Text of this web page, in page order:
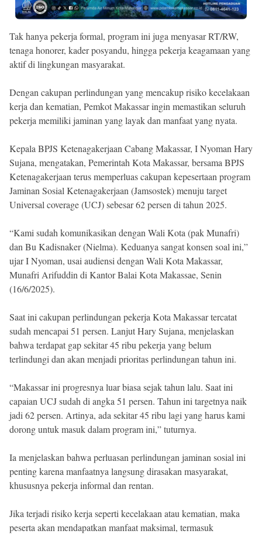
Tak hanya pekerja formal, program ini juga menyasar RT/RW,
tenaga honorer, kader posyandu, hingga pekerja keagamaan yang
aktif di lingkungan masyarakat.
Dengan cakupan perlindungan yang mencakup risiko kecelakaan
kerja dan kematian, Pemkot Makassar ingin memastikan seluruh
pekerja memiliki jaminan yang layak dan manfaat yang nyata.
Kepala BPJS Ketenagakerjaan Cabang Makassar, I Nyoman Hary
Sujana, mengatakan, Pemerintah Kota Makassar, bersama BPJS
Ketenagakerjaan terus memperluas cakupan kepesertaan program
Jaminan Sosial Ketenagakerjaan (Jamsostek) menuju target
Universal coverage (UCJ) sebesar 62 persen di tahun 2025.
“Kami sudah komunikasikan dengan Wali Kota (pak Munafri)
dan Bu Kadisnaker (Nielma). Keduanya sangat konsen soal ini,”
ujar I Nyoman, usai audiensi dengan Wali Kota Makassar,
Munafri Arifuddin di Kantor Balai Kota Makassae, Senin
(16/6/2025).
Saat ini cakupan perlindungan pekerja Kota Makassar tercatat
sudah mencapai 51 persen. Lanjut Hary Sujana, menjelaskan
bahwa terdapat gap sekitar 45 ribu pekerja yang belum
terlindungi dan akan menjadi prioritas perlindungan tahun ini.
“Makassar ini progresnya luar biasa sejak tahun lalu. Saat ini
capaian UCJ sudah di angka 51 persen. Tahun ini targetnya naik
jadi 62 persen. Artinya, ada sekitar 45 ribu lagi yang harus kami
dorong untuk masuk dalam program ini,” tuturnya.
Ia menjelaskan bahwa perluasan perlindungan jaminan sosial ini
penting karena manfaatnya langsung dirasakan masyarakat,
khususnya pekerja informal dan rentan.
Jika terjadi risiko kerja seperti kecelakaan atau kematian, maka
peserta akan mendapatkan manfaat maksimal, termasuk